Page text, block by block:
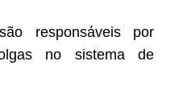
responsáveis por
no sistema de